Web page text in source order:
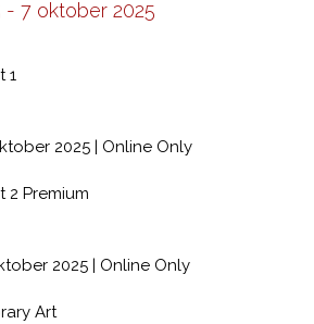
- 7 oktober 2025
1
2025 | Online Only
2 Premium
2025 | Online Only
Art